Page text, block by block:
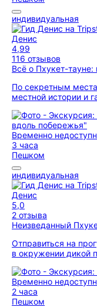
индивидуальная
Денис
4,99
116 отзывов
Всё о Пхукет-тауне:
По секретным
местной истории и
Временно
3 часа
Пешком
индивидуальная
Денис
5,0
2 отзыва
Неизведанный
Отправиться на
в окружении дикой
Временно
2 часа
Пешком